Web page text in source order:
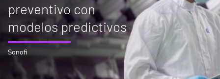
preventivo con
modelos predictivos
Sanofi